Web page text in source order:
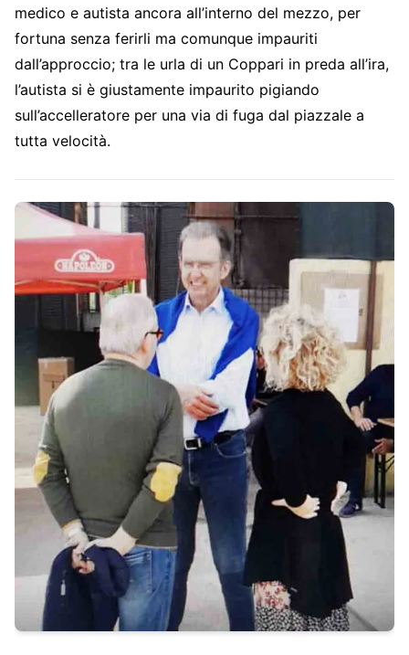
medico e autista ancora all’interno del mezzo, per
fortuna senza ferirli ma comunque impauriti
dall’approccio; tra le urla di un Coppari in preda all’ira,
l’autista si è giustamente impaurito pigiando
sull’accelleratore per una via di fuga dal piazzale a
tutta velocità.